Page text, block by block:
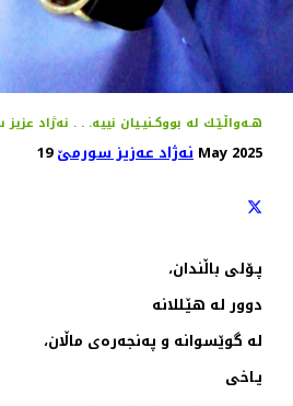
هـه‌واڵـێـك له‌ بووكـنیـیان نییه‌. . . نه‌ژاد
نەژاد عەزیز سورمێ 19 May 2025
پـۆلی باڵندان،
دوور له‌ هێـللانه‌
له‌ گوێسوانه‌ و په‌نجه‌ره‌ی ماڵان،
یـاخی